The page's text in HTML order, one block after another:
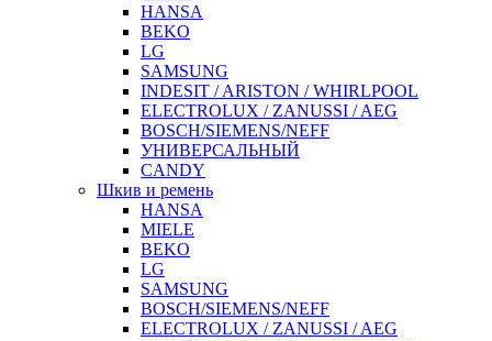
HANSA
BEKO
LG
SAMSUNG
INDESIT / ARISTON / WHIRLPOOL
ELECTROLUX / ZANUSSI / AEG
BOSCH/SIEMENS/NEFF
УНИВЕРСАЛЬНЫЙ
CANDY
Шкив и ремень
HANSA
MIELE
BEKO
LG
SAMSUNG
BOSCH/SIEMENS/NEFF
ELECTROLUX / ZANUSSI / AEG